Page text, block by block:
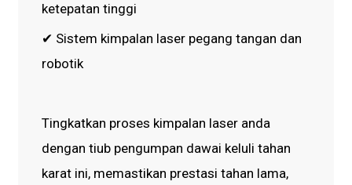
ketepatan tinggi
✔ Sistem kimpalan laser pegang tangan dan
robotik
Tingkatkan proses kimpalan laser anda
dengan tiub pengumpan dawai keluli tahan
karat ini, memastikan prestasi tahan lama,